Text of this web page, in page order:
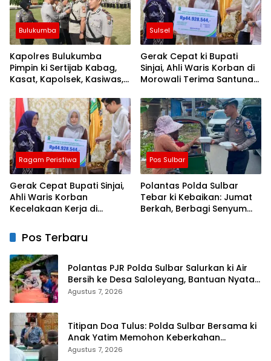
Bulukumba
Kapolres Bulukumba
Pimpin ki Sertijab Kabag,
Kasat, Kapolsek, Kasiwas,
Sulsel
Gerak Cepat ki Bupati
Sinjai, Ahli Waris Korban di
Morowali Terima Santunan
Ketenagakerjaan
Ragam Peristiwa
Gerak Cepat Bupati Sinjai,
Ahli Waris Korban
Kecelakaan Kerja di
BPJS Ketenagakerjaan
Pos Sulbar
Polantas Polda Sulbar
Tebar ki Kebaikan: Jumat
Berkah, Berbagi Senyum
Pos Terbaru
Polantas PJR Polda Sulbar Salurkan ki Air
Bersih ke Desa Saloleyang, Bantuan Nyata
di Tengah Musim Kemarau
Agustus 7, 2026
Titipan Doa Tulus: Polda Sulbar Bersama ki
Anak Yatim Memohon Keberkahan
Keamanan Negeri
Agustus 7, 2026